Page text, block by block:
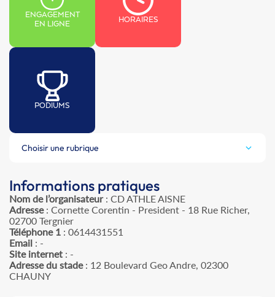
ENGAGEMENT
EN LIGNE
HORAIRES
PODIUMS
Choisir une rubrique
Informations pratiques
Nom de l’organisateur: CD ATHLE AISNE
Adresse: Cornette Corentin - President - 18 Rue Richer,
02700 Tergnier
Téléphone 1 : 0614431551
Email : -
Site internet : -
Adresse du stade: 12 Boulevard Geo Andre, 02300
CHAUNY